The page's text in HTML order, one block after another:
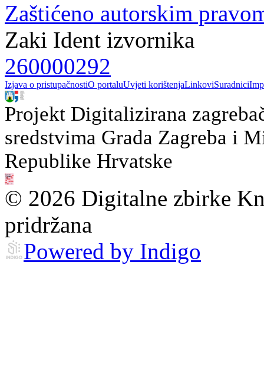
Zaštićeno autorskim
Zaki Ident izvornika
260000292
Izjava o pristupačnostiO portaluUvjeti korištenjaLinkoviSuradnici
Projekt Digitalizirana
sredstvima Grada Zagreba i
Republike Hrvatske
© 2026 Digitalne zbirke
pridržana
Powered by Indigo